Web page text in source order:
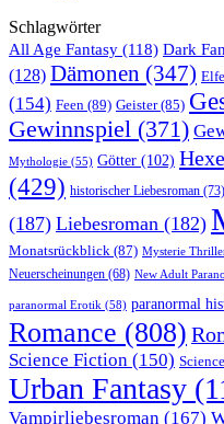
Schlagwörter
All Age Fantasy (118) Dark
(128) Dämonen (347)
(154) Feen (89) Geister(85)
Gewinnspiel (371)
Mythologie (55) Götter (102)
(429) historischer Liebesroman (73)
(187) Liebesroman (182)
Monatsrückblick (87) Mysterie
Neuerscheinungen (68) New Adult
paranormal Erotik (58) paranormal
Romance (808)
Science Fiction (150)
Urban Fantasy
Vampirliebesroman (167)